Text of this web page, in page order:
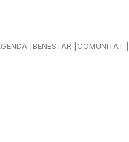
BENESTAR COMUNITAT